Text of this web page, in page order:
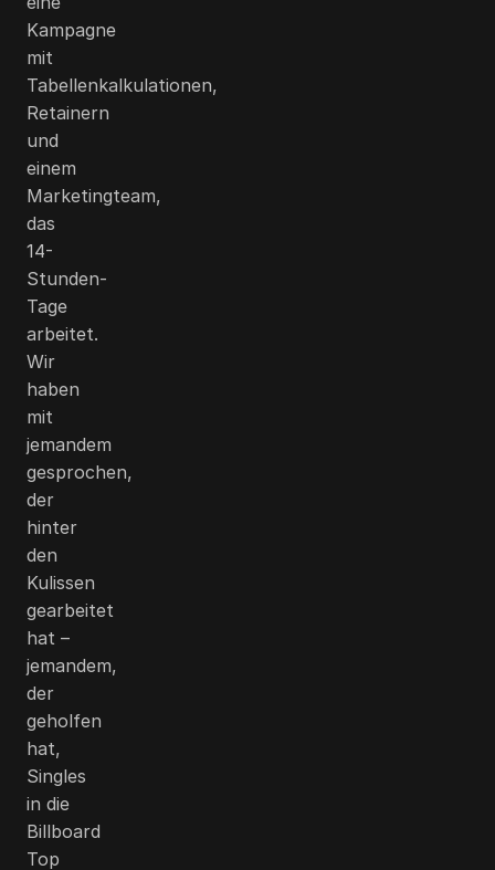
Kampagne
mit
Tabellenkalkulationen,
Retainern
und
einem
Marketingteam,
das
14-
Stunden-
Tage
arbeitet.
Wir
haben
mit
jemandem
gesprochen,
der
hinter
den
Kulissen
gearbeitet
hat –
jemandem,
der
geholfen
hat,
Singles
in die
Billboard
Top